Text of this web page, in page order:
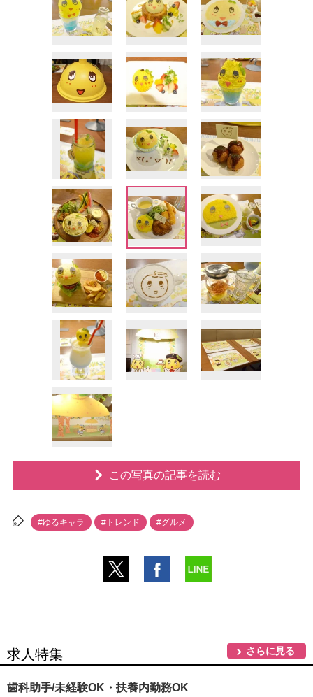
この写真の記事を読む
#ゆるキャラ #トレンド #グルメ
求人特集 さらに見る
歯科助手/未経験OK・扶養内勤務OK